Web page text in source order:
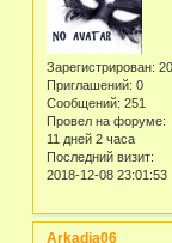
Зарегистрирован:
Приглашений: 0
Сообщений: 251
Провел на форуме:
11 дней 2 часа
Последний визит:
2018-12-08 23:01:53
Arkadia06